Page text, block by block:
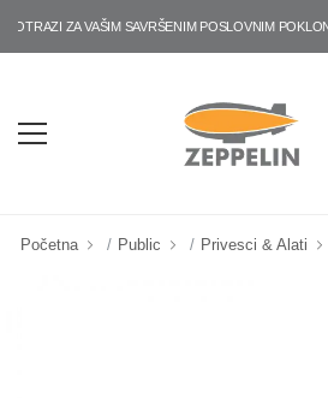
ZA VAŠIM SAVRŠENIM POSLOVNIM POKLONOM!
Početna Public Privesci & Alati